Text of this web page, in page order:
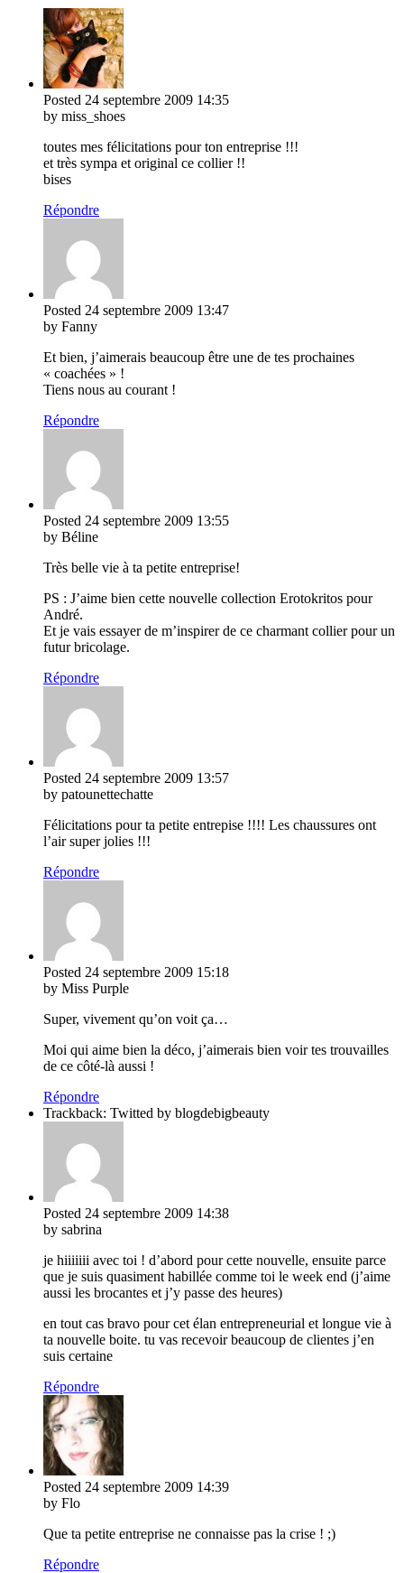
Posted 24 septembre 2009 14:35
by miss_shoes
toutes mes félicitations pour ton entreprise !!!
et très sympa et original ce collier !!
bises
Répondre
Posted 24 septembre 2009 13:47
by Fanny
Et bien, j’aimerais beaucoup être une de tes prochaines
« coachées » !
Tiens nous au courant !
Répondre
Posted 24 septembre 2009 13:55
by Béline
Très belle vie à ta petite entreprise!
PS : J’aime bien cette nouvelle collection Erotokritos pour
André.
Et je vais essayer de m’inspirer de ce charmant collier pour un
futur bricolage.
Répondre
Posted 24 septembre 2009 13:57
by patounettechatte
Félicitations pour ta petite entrepise !!!! Les chaussures ont
l’air super jolies !!!
Répondre
Posted 24 septembre 2009 15:18
by Miss Purple
Super, vivement qu’on voit ça…
Moi qui aime bien la déco, j’aimerais bien voir tes trouvailles
de ce côté-là aussi !
Répondre
Trackback: Twitted by blogdebigbeauty
Posted 24 septembre 2009 14:38
by sabrina
je hiiiiiii avec toi ! d’abord pour cette nouvelle, ensuite parce
que je suis quasiment habillée comme toi le week end (j’aime
aussi les brocantes et j’y passe des heures)
en tout cas bravo pour cet élan entrepreneurial et longue vie à
ta nouvelle boite. tu vas recevoir beaucoup de clientes j’en
suis certaine
Répondre
Posted 24 septembre 2009 14:39
by Flo
Que ta petite entreprise ne connaisse pas la crise ! ;)
Répondre